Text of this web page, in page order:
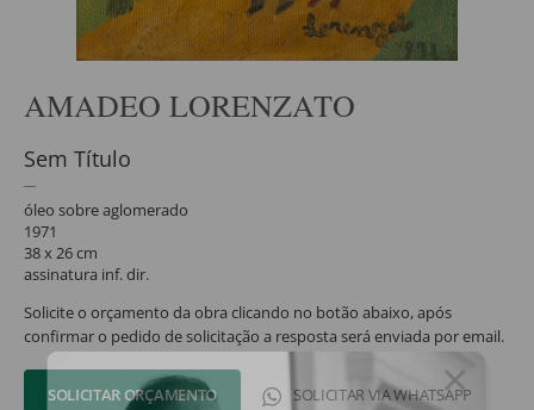
AMADEO LORENZATO
Sem Título
óleo sobre aglomerado
1971
38 x 26 cm
assinatura inf. dir.
Solicite o orçamento da obra clicando no botão abaixo, após
confirmar o pedido de solicitação a resposta será enviada por email.
SOLICITAR ORÇAMENTO SOLICITAR VIA WHATSAPP